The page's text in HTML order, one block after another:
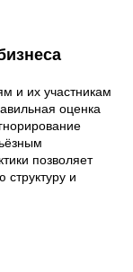
и их участникам
оценка
позволяет
и